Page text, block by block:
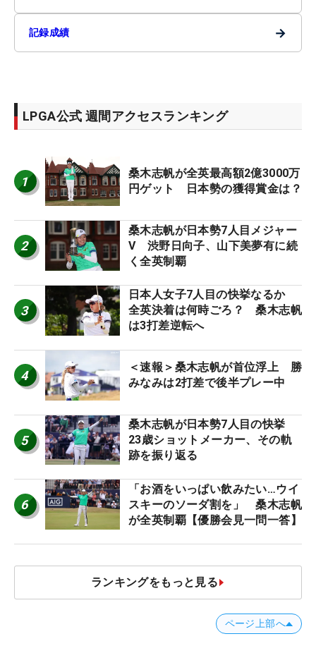
記録成績 →
LPGA公式 週間アクセスランキング
1
桑木志帆が全英最高額2億3000万
円ゲット 日本勢の獲得賞金は？
2
桑木志帆が日本勢7人目メジャー
V 渋野日向子、山下美夢有に続
く全英制覇
3
日本人女子7人目の快挙なるか
全英決着は何時ごろ？ 桑木志帆
は3打差逆転へ
4
＜速報＞桑木志帆が首位浮上 勝
みなみは2打差で後半プレー中
5
桑木志帆が日本勢7人目の快挙
23歳ショットメーカー、その軌
跡を振り返る
6
「お酒をいっぱい飲みたい…ウイ
スキーのソーダ割を」 桑木志帆
が全英制覇【優勝会見一問一答】
ランキングをもっと見る
ページ上部へ